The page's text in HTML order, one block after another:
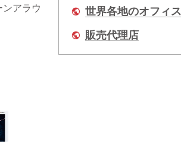
アラウ
世界各地のオフィス
販売代理店